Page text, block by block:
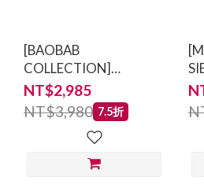
[BAOBAB
COLLECTION]
Majorelle Atlas 香氛蠟
燭 橘子花、皮革、廣藿
香 500g / height 10cm
NT$2,985
NT$3,980 7.5折
(